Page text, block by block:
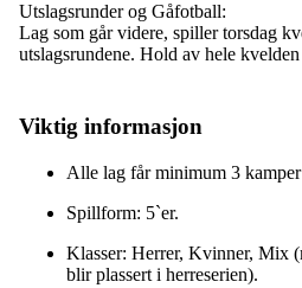
Utslagsrunder og Gåfotball:
Lag som går videre, spiller torsdag
utslagsrundene. Hold av hele
Viktig informasjon
Alle lag får minimum 3
Spillform: 5`er.
Klasser: Herrer, Kvinner, Mix
blir plassert i herreserien).